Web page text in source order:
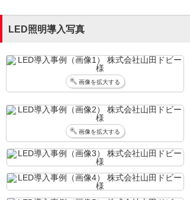
LED照明導入写真
画像を拡大する
画像を拡大する